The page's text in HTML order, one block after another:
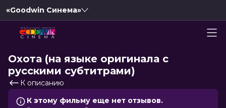
«Goodwin Синема»
Охота (на языке оригинала с
русскими субтитрами)
К описанию
К этому фильму еще нет отзывов.